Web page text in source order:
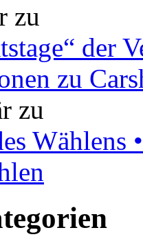
zu
der
zu
zu